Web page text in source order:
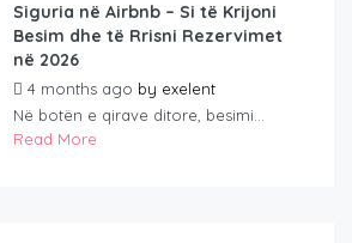
Siguria në Airbnb – Si të Krijoni
Besim dhe të Rrisni Rezervimet
në 2026
4 months ago by exelent
Në botën e qirave ditore, besimi...
Read More